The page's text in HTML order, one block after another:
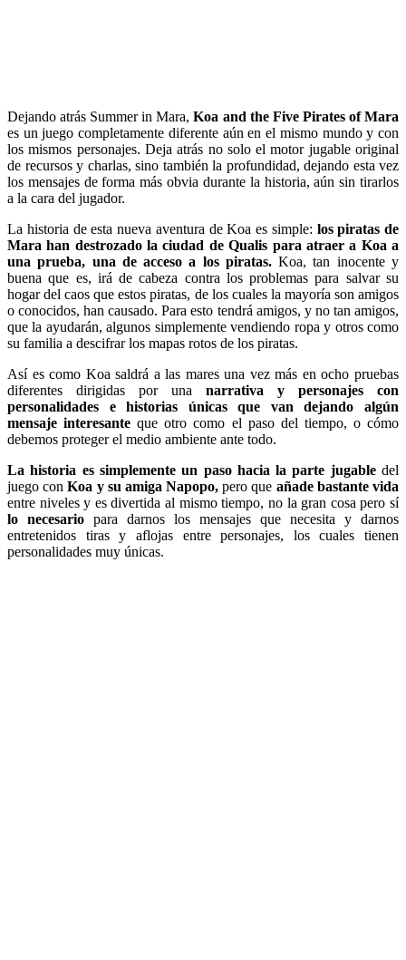
Dejando atrás Summer in Mara,Koa and the Five Pirates of Mara
es un juego completamente diferente aún en el mismo mundo y con
los mismos personajes. Deja atrás no solo el motor jugable original
de recursos y charlas, sino también la profundidad, dejando esta vez
los mensajes de forma más obvia durante la historia, aún sin tirarlos
a la cara del jugador.
La historia de esta nueva aventura de Koa es simple: los piratas de
Mara han destrozado la ciudad de Qualis para atraer a Koa a
una prueba, una de acceso a los piratas.Koa, tan inocente y
buena que es, irá de cabeza contra los problemas para salvar su
hogar del caos que estos piratas, de los cuales la mayoría son amigos
o conocidos, han causado. Para esto tendrá amigos, y no tan amigos,
que la ayudarán, algunos simplemente vendiendo ropa y otros como
su familia a descifrar los mapas rotos de los piratas.
Así es como Koa saldrá a las mares una vez más en ocho pruebas
diferentes dirigidas por una narrativa y personajes con
personalidades e historias únicas que van dejando algún
mensaje interesante que otro como el paso del tiempo, o cómo
debemos proteger el medio ambiente ante todo.
La historia es simplemente un paso hacia la parte jugabledel
juego con Koa y su amiga Napopo, pero que añade bastante vida
entre niveles y es divertida al mismo tiempo, no la gran cosa pero sí
lo necesario para darnos los mensajes que necesita y darnos
entretenidos tiras y aflojas entre personajes, los cuales tienen
personalidades muy únicas.